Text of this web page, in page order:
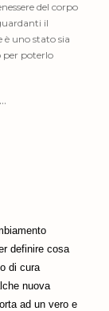
del corpo
il
è uno stato sia
per poterlo
definire cosa
di cura
nuova
ad un vero e